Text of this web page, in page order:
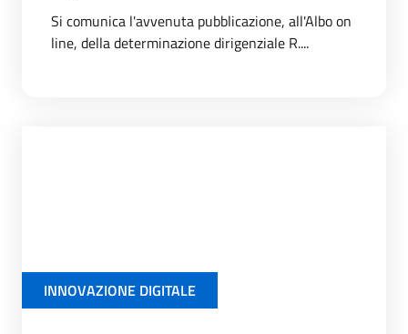
Si comunica l'avvenuta pubblicazione, all'Albo on
line, della determinazione dirigenziale R....
INNOVAZIONE DIGITALE